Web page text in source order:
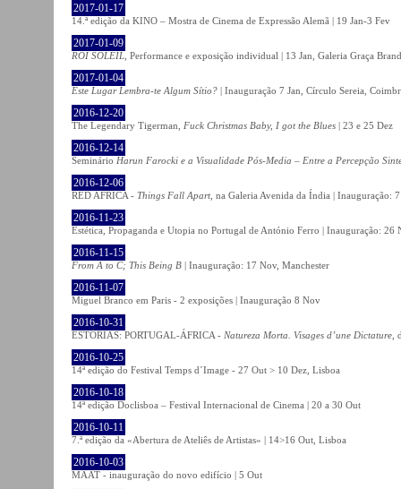
2017-01-17
14.ª edição da KINO – Mostra de Cinema de Expressão Alemã | 19 Jan-3 Fev
2017-01-09
ROI SOLEIL , Performance e exposição individual | 13 Jan, Galeria Graça
2017-01-04
Este Lugar Lembra-te Algum Sítio? | Inauguração 7 Jan, Círculo Sereia,
2016-12-20
The Legendary Tigerman, Fuck Christmas Baby, I got the Blues | 23 e 25 Dez
2016-12-14
Seminário Harun Farocki e a Visualidade Pós-Media – Entre a Percepção
2016-12-06
RED AFRICA - Things Fall Apart , na Galeria Avenida da Índia | Inauguração:
2016-11-23
Estética, Propaganda e Utopia no Portugal de António Ferro | Inauguração: 26
2016-11-15
From A to C; This Being B | Inauguração: 17 Nov, Manchester
2016-11-07
Miguel Branco em Paris - 2 exposições | Inauguração 8 Nov
2016-10-31
ESTÓRIAS: PORTUGAL-ÁFRICA - Natureza Morta. Visages d’une Dictature
2016-10-25
14ª edição do Festival Temps d´Image - 27 Out > 10 Dez, Lisboa
2016-10-18
14ª edição Doclisboa – Festival Internacional de Cinema | 20 a 30 Out
2016-10-11
7.ª edição da «Abertura de Ateliês de Artistas» | 14>16 Out, Lisboa
2016-10-03
MAAT - inauguração do novo edifício | 5 Out